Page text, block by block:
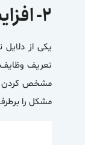
۲- افزایش کارایی
یکی از
تعریف
مشخص کردن
مشکل را